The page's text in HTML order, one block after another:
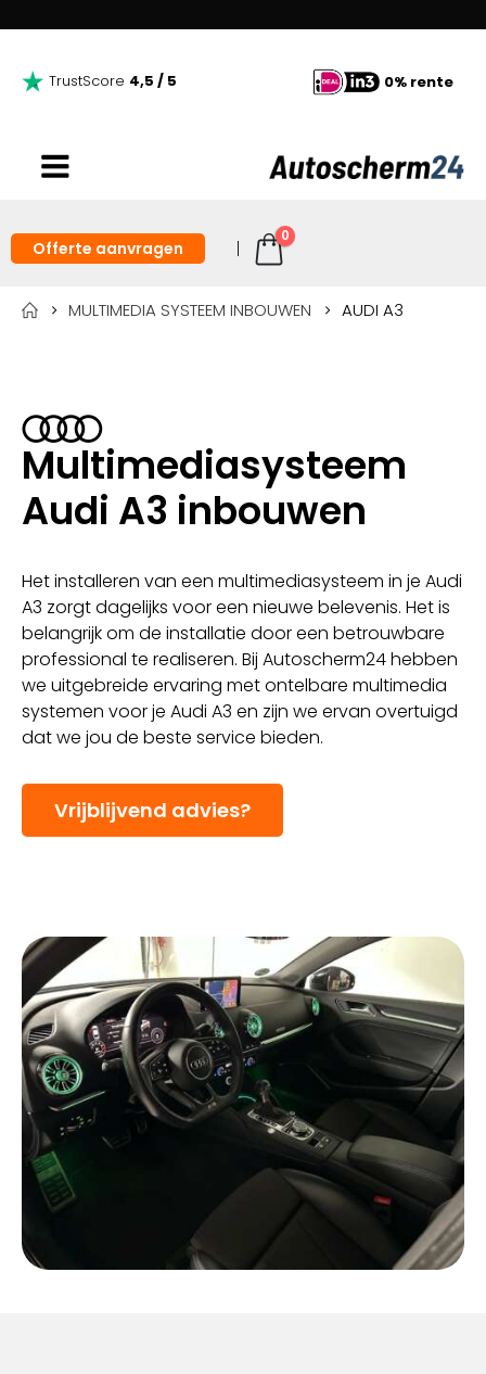
TrustScore 4,5 / 5 0% rente
Offerte aanvragen
0
MULTIMEDIA SYSTEEM INBOUWEN AUDI A3
Multimediasysteem
Audi A3 inbouwen
Het installeren van een multimediasysteem in je Audi
A3 zorgt dagelijks voor een nieuwe belevenis. Het is
belangrijk om de installatie door een betrouwbare
professional te realiseren. Bij Autoscherm24 hebben
we uitgebreide ervaring met ontelbare multimedia
systemen voor je Audi A3 en zijn we ervan overtuigd
dat we jou de beste service bieden.
Vrijblijvend advies?